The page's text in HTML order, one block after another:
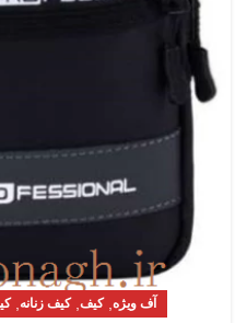
آف ویژه ,کیف ,کیف زنانه ,